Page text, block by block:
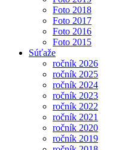
Foto 2018
Foto 2017
Foto 2016
Foto 2015
Súťaže
ročník 2026
ročník 2025
ročník 2024
ročník 2023
ročník 2022
ročník 2021
ročník 2020
ročník 2019